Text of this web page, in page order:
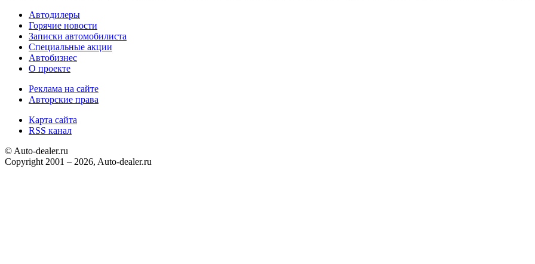
Автодилеры
Горячие новости
Записки автомобилиста
Специальные акции
Автобизнес
О проекте
Реклама на сайте
Авторские права
Карта сайта
RSS канал
© Auto-dealer.ru
Copyright 2001 – 2026, Auto-dealer.ru